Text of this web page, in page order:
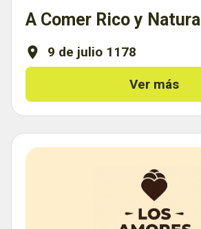
A Comer Rico y Natural
9 de julio 1178
Ver más